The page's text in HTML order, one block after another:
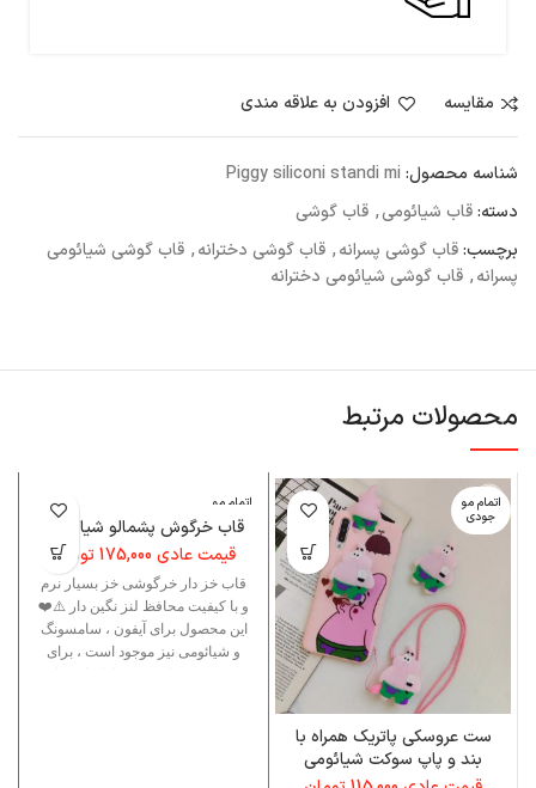
مقايسه افزودن به علاقه مندی
شناسه محصول: Piggy siliconi standi mi
دسته:قاب شیائومی, قاب گوشی
برچسب:قاب گوشی پسرانه, قاب گوشی دخترانه, قاب گوشی شیائومی
پسرانه, قاب گوشی شیائومی دخترانه
محصولات مرتبط
اتمام مو
جودی
ست عروسکی پاتریک همراه با
بند و پاپ سوکت شیائومی
اتمام مو
جودی
قاب خرگوش پشمالو شیائومی
قیمت عادی175,000 تومان
قاب خز دار خرگوشی خز بسیار نرم
و با کیفیت محافظ لنز نگین دار ⚠️❤️
این محصول برای آیفون ، سامسونگ
و شیائومی نیز موجود است ، برای